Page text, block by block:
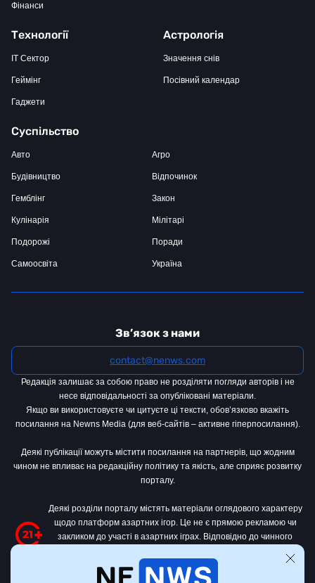
Фінанси
Технології
IT Сектор
Геймінг
Гаджети
Астрологія
Значення снів
Посівний календар
Суспільство
Авто Агро
Будівництво Відпочинок
Гемблінг Закон
Кулінарія Мілітарі
Подорожі Поради
Самоосвіта Україна
Зв’язок з нами
contact@nenws.com
Редакція залишає за собою право не розділяти погляди авторів і не
несе відповідальності за опубліковані матеріали.
Якщо ви використовуєте чи цитуєте ці тексти, обов’язково вкажіть
посилання на Newns Media (для веб-сайтів – активне гіперпосилання).
Деякі публікації можуть містити посилання на партнерів, що жодним
чином не впливає на редакційну політику та якість, але сприяє розвитку
порталу.
Деякі розділи порталу містять матеріали оглядового характеру
щодо платформ азартних ігор. Це не є прямою рекламою чи
закликом до участі в азартних іграх. Відповідно до чинного
, цей контент призначений виключно для
осіб віком від 21 року.